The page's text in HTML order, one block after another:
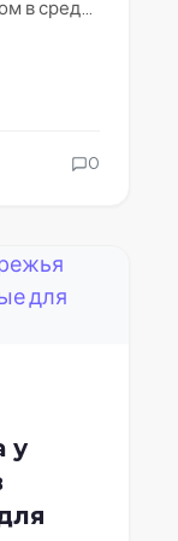
в среду.
0
у